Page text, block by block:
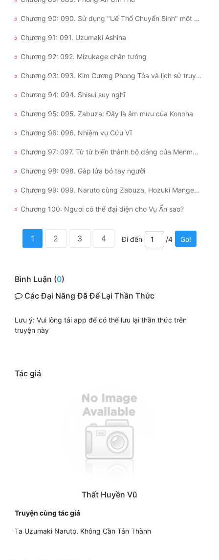
Chương 90: 090. Sử dụng "Uế Thổ Chuyển Sinh" một cách chính xác
Chương 91: 091. Uzumaki Ashina
Chương 92: 092. Mizukage chân tướng
Chương 93: 093. Kim Cương Phong Tỏa và lịch sử truyền thừa
Chương 94: 094. Shisui suy nghĩ
Chương 95: 095. Zabuza: Đây là âm mưu của Konoha
Chương 96: 096. Nhiệm vụ Cửu Vĩ
Chương 97: 097. Từ từ biến thành bộ dáng của Menma đại nhân
Chương 98: 098. Gắp lửa bỏ tay người
Chương 99: 099. Naruto cùng Zabuza, Hozuki Mangetsu
Chương 100: Ngươi có thể đại diện cho Vụ Ẩn sao?
1 2 3 4 Đi đến /4 Go!
Bình Luận (0)
Các Đại Năng Đã Để Lại Thần Thức
Lưu ý: Vui lòng tải app để có thể lưu lại thần thức trên
truyện này
Tác giả
Thất Huyền Vũ
Truyện cùng tác giả
Ta Uzumaki Naruto, Không Cần Tán Thành